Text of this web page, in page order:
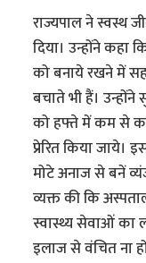
राज्यपाल ने स्वस्थ
दिया। उन्होंने कहा
को बनाये रखने में
बचाते भी हैं।
को हफ्ते में कम से
प्रेरित किया जाये।
मोटे अनाज से बनें
व्यक्त की कि
स्वास्थ्य सेवाओं
इलाज से वंचित ना